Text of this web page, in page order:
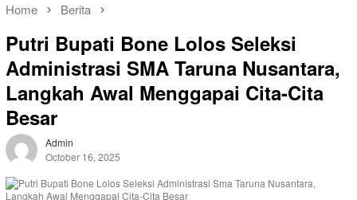
Home Berita
Putri Bupati Bone Lolos Seleksi
Administrasi SMA Taruna Nusantara,
Langkah Awal Menggapai Cita-Cita
Besar
Admin
October 16, 2025